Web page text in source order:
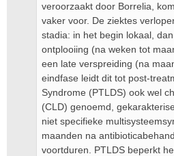
veroorzaakt door Borrelia,
vaker voor. De ziektes
stadia: in het begin lokaal,
ontplooiing (na weken tot
een late verspreiding (na
eindfase leidt dit tot post-
Syndrome (PTLDS) ook wel
(CLD) genoemd,
niet specifieke
maanden na
voortduren. PTLDS beperkt